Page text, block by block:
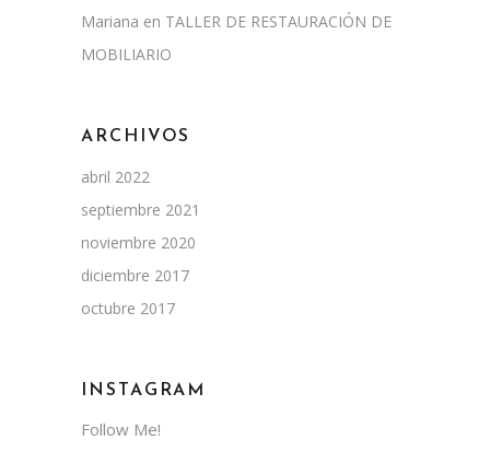
Mariana en TALLER DE RESTAURACIÓN DE
MOBILIARIO
ARCHIVOS
abril 2022
septiembre 2021
noviembre 2020
diciembre 2017
octubre 2017
INSTAGRAM
Follow Me!